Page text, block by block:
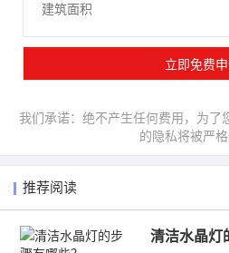
我们承诺：绝不产生任何费用，为了
的隐私将被严格
推荐阅读
清洁水晶灯